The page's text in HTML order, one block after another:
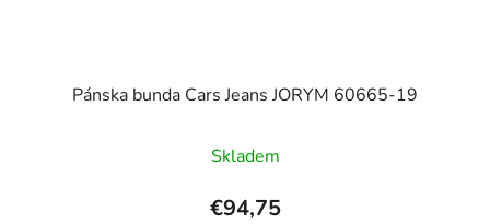
Pánska bunda Cars Jeans JORYM 60665-19
Skladem
€94,75